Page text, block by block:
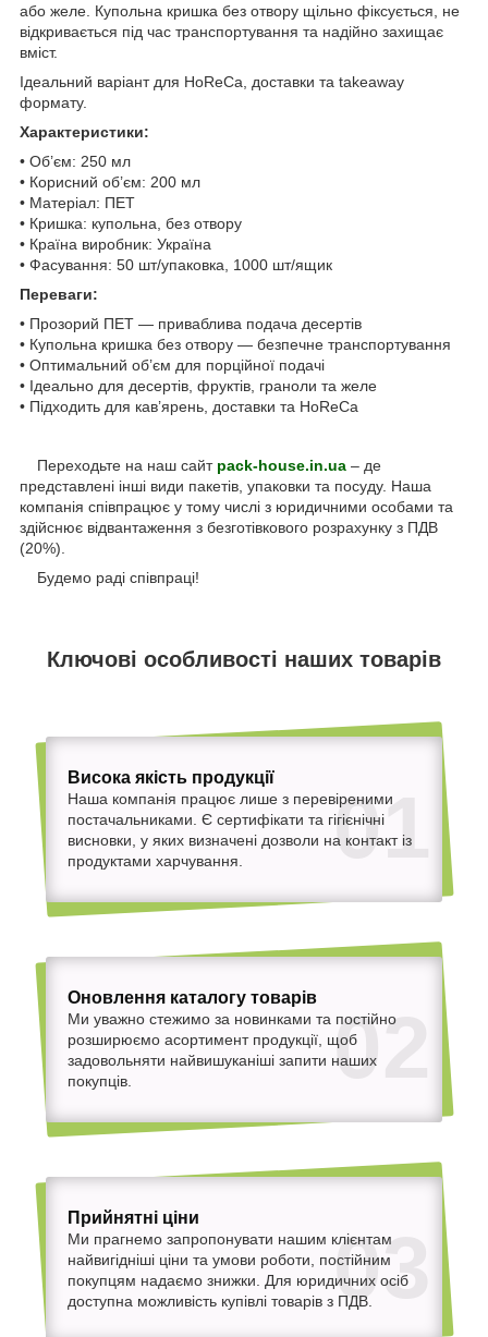
або желе. Купольна кришка без отвору щільно фіксується, не
відкривається під час транспортування та надійно захищає
вміст.
Ідеальний варіант для HoReCa, доставки та takeaway
формату.
Характеристики:
• Об’єм: 250 мл
• Корисний об’єм: 200 мл
• Матеріал: ПЕТ
• Кришка: купольна, без отвору
• Країна виробник: Україна
• Фасування: 50 шт/упаковка, 1000 шт/ящик
Переваги:
• Прозорий ПЕТ — приваблива подача десертів
• Купольна кришка без отвору — безпечне транспортування
• Оптимальний об’єм для порційної подачі
• Ідеально для десертів, фруктів, граноли та желе
• Підходить для кав’ярень, доставки та HoReCa
Переходьте на наш сайт pack-house.in.ua – де
представлені інші види пакетів, упаковки та посуду. Наша
компанія співпрацює у тому числі з юридичними особами та
здійснює відвантаження з безготівкового розрахунку з ПДВ
(20%).
Будемо раді співпраці!
Ключові особливості наших товарів
01
Висока якість продукції
Наша компанія працює лише з перевіреними
постачальниками. Є сертифікати та гігієнічні
висновки, у яких визначені дозволи на контакт із
продуктами харчування.
02
Оновлення каталогу товарів
Ми уважно стежимо за новинками та постійно
розширюємо асортимент продукції, щоб
задовольняти найвишуканіші запити наших
покупців.
03
Прийнятні ціни
Ми прагнемо запропонувати нашим клієнтам
найвигідніші ціни та умови роботи, постійним
покупцям надаємо знижки. Для юридичних осіб
доступна можливість купівлі товарів з ПДВ.